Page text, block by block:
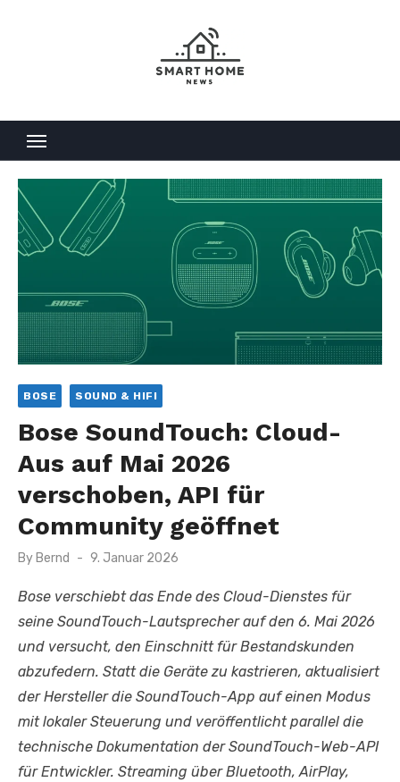
BOSE SOUND & HIFI
Bose SoundTouch: Cloud-
Aus auf Mai 2026
verschoben, API für
Community geöffnet
By Bernd
Posted
9. Januar 2026
Bose verschiebt das Ende des Cloud-Dienstes für
seine SoundTouch-Lautsprecher auf den 6. Mai 2026
und versucht, den Einschnitt für Bestandskunden
abzufedern. Statt die Geräte zu kastrieren, aktualisiert
der Hersteller die SoundTouch-App auf einen Modus
mit lokaler Steuerung und veröffentlicht parallel die
technische Dokumentation der SoundTouch-Web-API
für Entwickler. Streaming über Bluetooth, AirPlay,